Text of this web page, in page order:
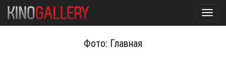
Фото: Главная